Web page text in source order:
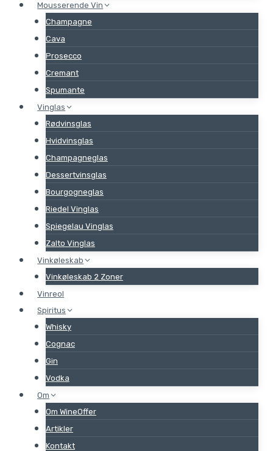
Mousserende Vin
Champagne
Cava
Prosecco
Cremant
Spumante
Vinglas
Rødvinsglas
Hvidvinsglas
Champagneglas
Dessertvinsglas
Bourgogneglas
Riedel Vinglas
Spiegelau Vinglas
Zalto Vinglas
Vinkøleskab
Vinkøleskab 2 Zoner
Vinreol
Spiritus
Whisky
Cognac
Gin
Vodka
Om
Om WineOffer
Artikler
Kontakt